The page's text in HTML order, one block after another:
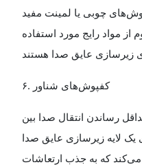
چوبی یا لمینت مفید
مواد رایج مورد استفاده
زیرسازی عایق صدا هستند
۶. کفپوش‌های شناور
رساندن انتقال صدا بین
لایه زیرسازی عایق صدا
که به جذب ارتعاشات